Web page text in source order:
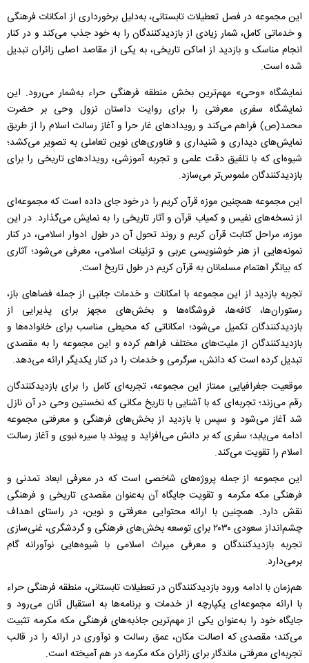
این مجموعه در فصل تعطیلات تابستانی، به‌دلیل برخورداری از امکانات فرهنگی
و خدماتی کامل، شمار زیادی از بازدیدکنندگان را به خود جذب می‌کند و در کنار
انجام مناسک و بازدید از اماکن تاریخی، به یکی از مقاصد اصلی زائران تبدیل
شده است.
نمایشگاه «وحی» مهم‌ترین بخش منطقه فرهنگی حراء به‌شمار می‌رود. این
نمایشگاه سفری معرفتی را برای روایت داستان نزول وحی بر حضرت
محمد(ص) فراهم می‌کند و رویدادهای غار حرا و آغاز رسالت اسلام را از طریق
نمایش‌های دیداری و شنیداری و فناوری‌های نوین تعاملی به تصویر می‌کشد؛
شیوه‌ای که با تلفیق دقت علمی و تجربه آموزشی، رویدادهای تاریخی را برای
بازدیدکنندگان ملموس‌تر می‌سازد.
این مجموعه همچنین موزه قرآن کریم را در خود جای داده است که مجموعه‌ای
از نسخه‌های نفیس و کمیاب قرآن و آثار تاریخی را به نمایش می‌گذارد. در این
موزه، مراحل کتابت قرآن کریم و روند تحول آن در طول ادوار اسلامی، در کنار
نمونه‌هایی از هنر خوشنویسی عربی و تزئینات اسلامی، معرفی می‌شود؛ آثاری
که بیانگر اهتمام مسلمانان به قرآن کریم در طول تاریخ است.
تجربه بازدید از این مجموعه با امکانات و خدمات جانبی از جمله فضاهای باز،
رستوران‌ها، کافه‌ها، فروشگاه‌ها و بخش‌های مجهز برای پذیرایی از
بازدیدکنندگان تکمیل می‌شود؛ امکاناتی که محیطی مناسب برای خانواده‌ها و
بازدیدکنندگان از ملیت‌های مختلف فراهم کرده و این مجموعه را به مقصدی
تبدیل کرده است که دانش، سرگرمی و خدمات را در کنار یکدیگر ارائه می‌دهد.
موقعیت جغرافیایی ممتاز این مجموعه، تجربه‌ای کامل را برای بازدیدکنندگان
رقم می‌زند؛ تجربه‌ای که با آشنایی با تاریخ مکانی که نخستین وحی در آن نازل
شد آغاز می‌شود و سپس با بازدید از بخش‌های فرهنگی و معرفتی مجموعه
ادامه می‌یابد؛ سفری که بر دانش می‌افزاید و پیوند با سیره نبوی و آغاز رسالت
اسلام را تقویت می‌کند.
این مجموعه از جمله پروژه‌های شاخصی است که در معرفی ابعاد تمدنی و
فرهنگی مکه مکرمه و تقویت جایگاه آن به‌عنوان مقصدی تاریخی و فرهنگی
نقش دارد. همچنین با ارائه محتوایی معرفتی و نوین، در راستای اهداف
چشم‌انداز سعودى ۲۰۳۰ برای توسعه بخش‌های فرهنگی و گردشگری، غنی‌سازی
تجربه بازدیدکنندگان و معرفی میراث اسلامی با شیوه‌هایی نوآورانه گام
برمی‌دارد.
هم‌زمان با ادامه ورود بازدیدکنندگان در تعطیلات تابستانی، منطقه فرهنگی حراء
با ارائه مجموعه‌ای یکپارچه از خدمات و برنامه‌ها به استقبال آنان می‌رود و
جایگاه خود را به‌عنوان یکی از مهم‌ترین جاذبه‌های فرهنگی مکه مکرمه تثبیت
می‌کند؛ مقصدی که اصالت مکان، عمق رسالت و نوآوری در ارائه را در قالب
تجربه‌ای معرفتی ماندگار برای زائران مکه مکرمه در هم آمیخته است.